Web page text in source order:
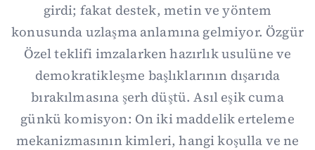
girdi; fakat destek, metin ve yöntem
konusunda uzlaşma anlamına gelmiyor. Özgür
Özel teklifi imzalarken hazırlık usulüne ve
demokratikleşme başlıklarının dışarıda
bırakılmasına şerh düştü. Asıl eşik cuma
günkü komisyon: On iki maddelik erteleme
mekanizmasının kimleri, hangi koşulla ve ne